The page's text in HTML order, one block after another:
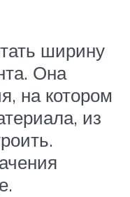
ширину
Она
на котором
из